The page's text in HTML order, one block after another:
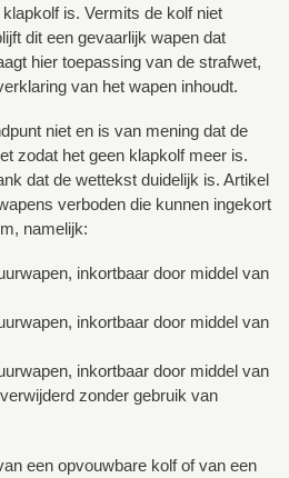
is. Vermits de kolf niet
dit een gevaarlijk wapen dat
hier toepassing van de strafwet,
van het wapen inhoudt.
niet en is van mening dat de
zodat het geen klapkolf meer is.
dat de wettekst duidelijk is. Artikel
verboden die kunnen ingekort
namelijk:
inkortbaar door middel van
inkortbaar door middel van
inkortbaar door middel van
zonder gebruik van
een opvouwbare kolf of van een